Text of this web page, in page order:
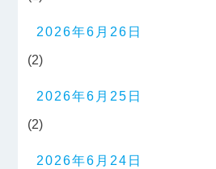
2026年6月26日
(2)
2026年6月25日
(2)
2026年6月24日